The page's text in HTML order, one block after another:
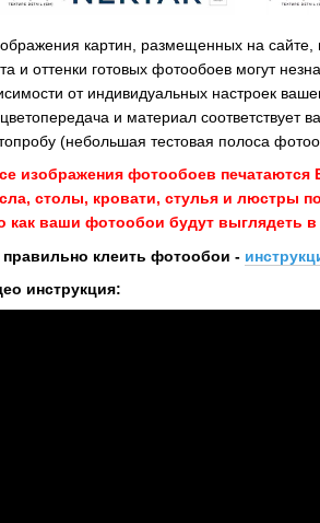
картин, размещенных на сайте,
и оттенки готовых фотообоев могут
от индивидуальных настроек
и материал
(небольшая тестовая полоса
изображения фотообоев
столы, кровати, стулья и люстры
как ваши фотообои будут выглядеть в
правильно клеить фотообои -
инструкция: